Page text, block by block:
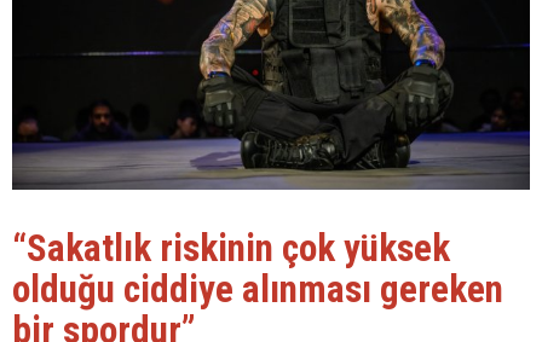
“Sakatlık riskinin çok yüksek
olduğu ciddiye alınması gereken
bir spordur”